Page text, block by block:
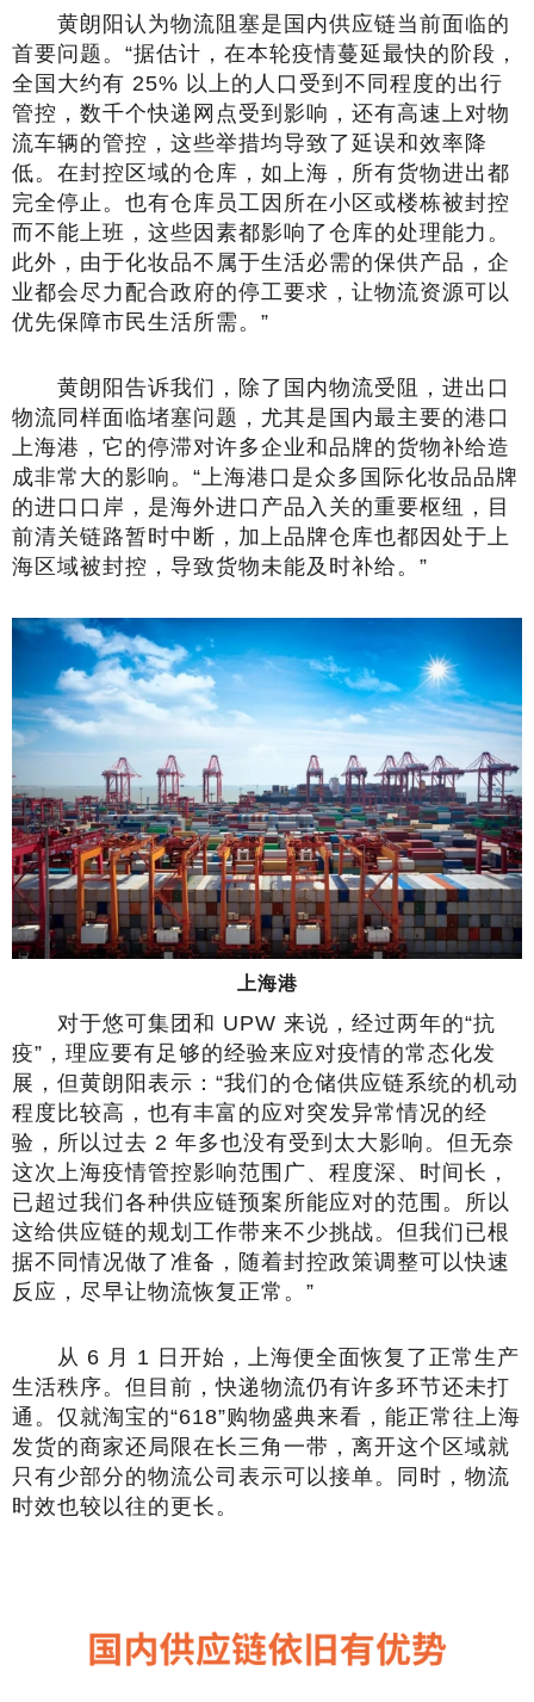
黄朗阳认为物流阻塞是国内供应链当前面临的
首要问题。“据估计，在本轮疫情蔓延最快的阶段，
全国大约有 25% 以上的人口受到不同程度的出行
管控，数千个快递网点受到影响，还有高速上对物
流车辆的管控，这些举措均导致了延误和效率降
低。在封控区域的仓库，如上海，所有货物进出都
完全停止。也有仓库员工因所在小区或楼栋被封控
而不能上班，这些因素都影响了仓库的处理能力。
此外，由于化妆品不属于生活必需的保供产品，企
业都会尽力配合政府的停工要求，让物流资源可以
优先保障市民生活所需。”
黄朗阳告诉我们，除了国内物流受阻，进出口
物流同样面临堵塞问题，尤其是国内最主要的港口
上海港，它的停滞对许多企业和品牌的货物补给造
成非常大的影响。“上海港口是众多国际化妆品品牌
的进口口岸，是海外进口产品入关的重要枢纽，目
前清关链路暂时中断，加上品牌仓库也都因处于上
海区域被封控，导致货物未能及时补给。”
上海港
对于悠可集团和 UPW 来说，经过两年的“抗
疫”，理应要有足够的经验来应对疫情的常态化发
展，但黄朗阳表示：“我们的仓储供应链系统的机动
程度比较高，也有丰富的应对突发异常情况的经
验，所以过去 2 年多也没有受到太大影响。但无奈
这次上海疫情管控影响范围广、程度深、时间长，
已超过我们各种供应链预案所能应对的范围。所以
这给供应链的规划工作带来不少挑战。但我们已根
据不同情况做了准备，随着封控政策调整可以快速
反应，尽早让物流恢复正常。”
从 6 月 1 日开始，上海便全面恢复了正常生产
生活秩序。但目前，快递物流仍有许多环节还未打
通。仅就淘宝的“618”购物盛典来看，能正常往上海
发货的商家还局限在长三角一带，离开这个区域就
只有少部分的物流公司表示可以接单。同时，物流
时效也较以往的更长。